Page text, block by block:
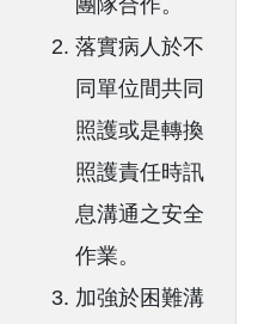
團隊合作。
落實病人於不
同單位間共同
照護或是轉換
照護責任時訊
息溝通之安全
作業。
加強於困難溝